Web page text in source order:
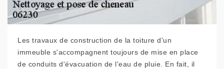
Les travaux de construction de la toiture d'un
immeuble s'accompagnent toujours de mise en place
de conduits d'évacuation de l'eau de pluie. En fait, il